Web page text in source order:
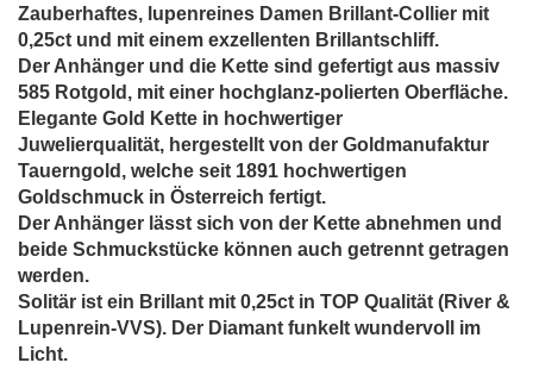
Zauberhaftes, lupenreines Damen Brillant-Collier mit
0,25ct und mit einem exzellenten Brillantschliff.
Der Anhänger und die Kette sind gefertigt aus massiv
585 Rotgold, mit einer hochglanz-polierten Oberfläche.
Elegante Gold Kette in hochwertiger
Juwelierqualität, hergestellt von der Goldmanufaktur
Tauerngold, welche seit 1891 hochwertigen
Goldschmuck in Österreich fertigt.
Der Anhänger lässt sich von der Kette abnehmen und
beide Schmuckstücke können auch getrennt getragen
werden.
Solitär ist ein Brillant mit 0,25ct in TOP Qualität (River &
Lupenrein-VVS). Der Diamant funkelt wundervoll im
Licht.